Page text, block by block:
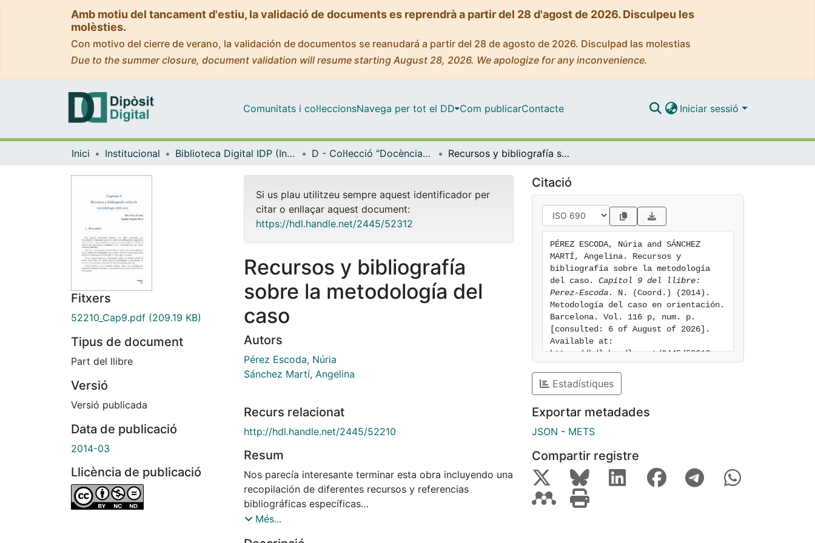
Amb motiu del tancament d'estiu, la validació de documents es reprendrà a partir del 28 d'agost de 2026. Disculpeu les
molèsties.
Con motivo del cierre de verano, la validación de documentos se reanudará a partir del 28 de agosto de 2026. Disculpad las molestias
Due to the summer closure, document validation will resume starting August 28, 2026. We apologize for any inconvenience.
Comunitats i col·leccionsNavega per tot el DD Com publicarContacte Iniciar sessió
Inici Institucional Biblioteca Digital IDP (Institut de Desenvolupament Professional) D - Col·lecció “Docència i metodologia” (IDP) Recursos y bibliografía sobre la metodología del caso
Fitxers
52210_Cap9.pdf (209.19 KB)
Tipus de document
Part del llibre
Versió
Versió publicada
Data de publicació
2014-03
Llicència de publicació
Si us plau utilitzeu sempre aquest identificador per
citar o enllaçar aquest document:
https://hdl.handle.net/2445/52312
Recursos y bibliografía
sobre la metodología del
caso
Autors
Pérez Escoda, Núria
Sánchez Martí, Angelina
Recurs relacionat
http://hdl.handle.net/2445/52210
Resum
Nos parecía interesante terminar esta obra incluyendo una
recopilación de diferentes recursos y referencias
bibliográficas específicas
sobe el tema y que consideramos relevantes para facilitar
Més...
Citació
PÉREZ ESCODA, Núria and SÁNCHEZ
MARTÍ, Angelina. Recursos y
bibliografía sobre la metodología
del caso. Capítol 9 del llibre:
Perez-Escoda . N. (Coord.) (2014).
Metodología del caso en orientación.
Barcelona. Vol. 116 p, num. p.
[consulted: 6 of August of 2026].
Available at:
https://hdl.handle.net/2445/52312
Estadístiques
Exportar metadades
JSON - METS
Compartir registre